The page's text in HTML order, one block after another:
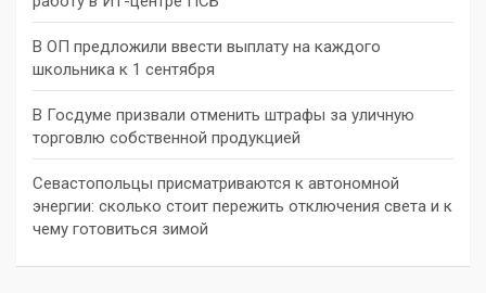
В ОП предложили ввести выплату на каждого
школьника к 1 сентября
В Госдуме призвали отменить штрафы за уличную
торговлю собственной продукцией
Севастопольцы присматриваются к автономной
энергии: сколько стоит пережить отключения света и к
чему готовиться зимой